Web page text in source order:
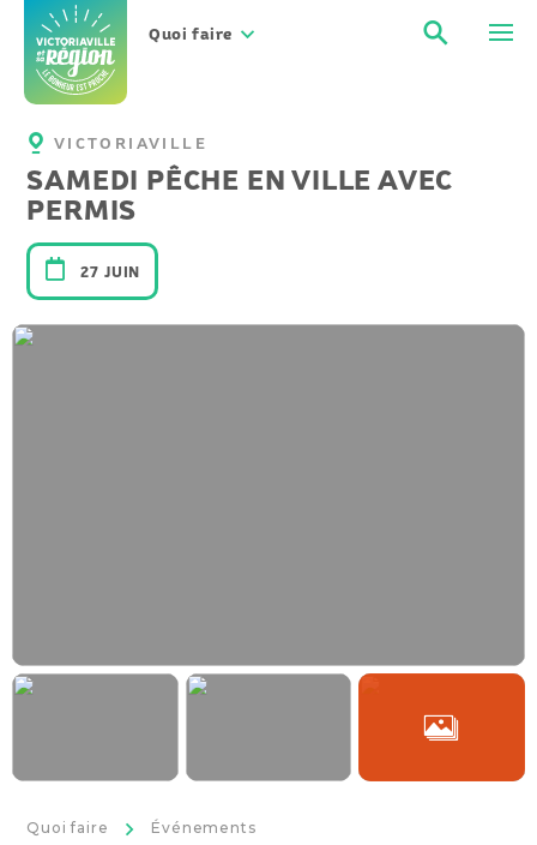
contenu
Quoi faire
VICTORIAVILLE
SAMEDI PÊCHE EN VILLE AVEC
PERMIS
27 JUIN
Quoi faire >
Événements